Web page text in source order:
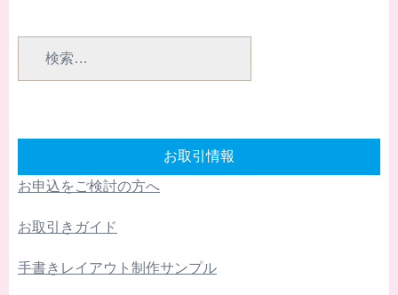
ー
お取引情報
お申込をご検討の方へ
お取引きガイド
手書きレイアウト制作サンプル